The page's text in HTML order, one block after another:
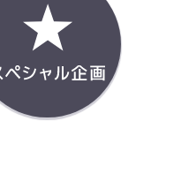
企画